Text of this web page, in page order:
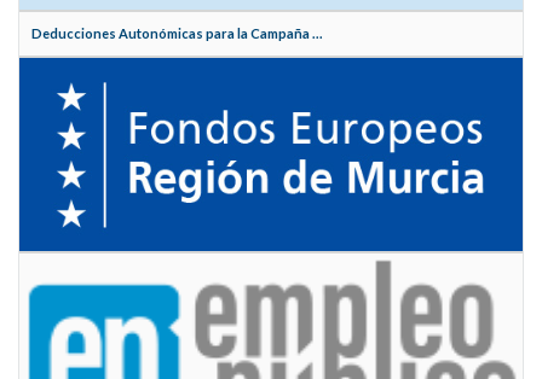
Deducciones Autonómicas para la Campaña ...